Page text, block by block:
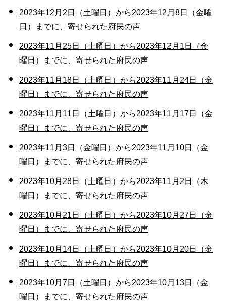
2023年12月2日（土曜日）から2023年12月8日（金曜
日）までに、寄せられた府民の声
2023年11月25日（土曜日）から2023年12月1日（金
曜日）までに、寄せられた府民の声
2023年11月18日（土曜日）から2023年11月24日（金
曜日）までに、寄せられた府民の声
2023年11月11日（土曜日）から2023年11月17日（金
曜日）までに、寄せられた府民の声
2023年11月3日（金曜日）から2023年11月10日（金
曜日）までに、寄せられた府民の声
2023年10月28日（土曜日）から2023年11月2日（木
曜日）までに、寄せられた府民の声
2023年10月21日（土曜日）から2023年10月27日（金
曜日）までに、寄せられた府民の声
2023年10月14日（土曜日）から2023年10月20日（金
曜日）までに、寄せられた府民の声
2023年10月7日（土曜日）から2023年10月13日（金
曜日）までに、寄せられた府民の声